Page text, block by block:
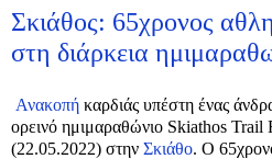
Σκιάθος: 65χρονος
στη διάρκεια
Ανακοπή καρδιάς υπέστη ένας
ορεινό ημιμαραθώνιο Skiathos Trail
(22.05.2022) στην Σκιάθο. Ο